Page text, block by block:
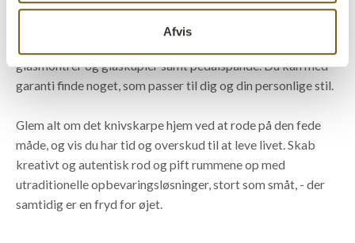
Afvis
Trademark Livings sortiment rummer alt, hvad man kan
glasmontrer og glaskupler samt pedalspande. Du kan med
garanti finde noget, som passer til dig og din personlige stil.
Glem alt om det knivskarpe hjem ved at rode på den fede
måde, og vis du har tid og overskud til at leve livet. Skab
kreativt og autentisk rod og pift rummene op med
utraditionelle opbevaringsløsninger, stort som småt, - der
samtidig er en fryd for øjet.